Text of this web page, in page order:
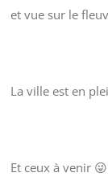
et vue sur le
La ville est en
Et ceux à venir